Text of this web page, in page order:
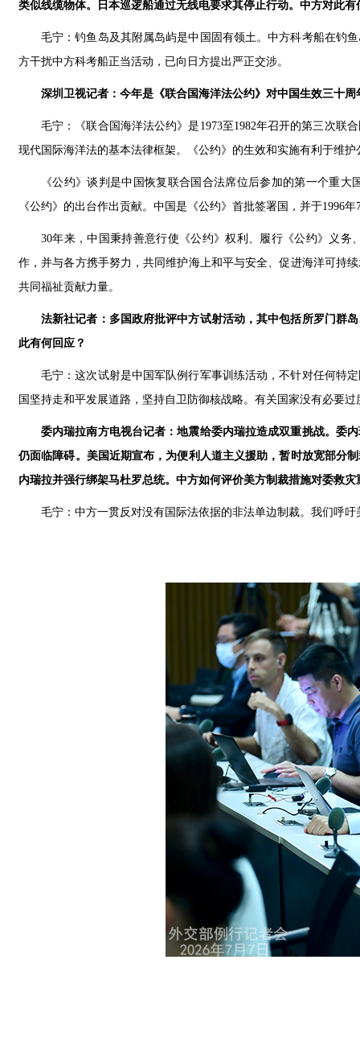
类似线缆物体。日本巡逻船通过无线电要求其停止行动。中方对此有
毛宁：钓鱼岛及其附属岛屿是中国固有领土。中方科考船在钓
方干扰中方科考船正当活动，已向日方提出严正交涉。
深圳卫视记者：今年是《联合国海洋法公约》对中国生效三十
毛宁：《联合国海洋法公约》是1973至1982年召开的第三次联
现代国际海洋法的基本法律框架。《公约》的生效和实施有利于维
《公约》谈判是中国恢复联合国合法席位后参加的第一个重
《公约》的出台作出贡献。中国是《公约》首批签署国，并于1996
30年来，中国秉持善意行使《公约》权利、履行《公约》义
作，并与各方携手努力，共同维护海上和平与安全、促进海洋可持
共同福祉贡献力量。
法新社记者：多国政府批评中方试射活动，其中包括所罗门群
此有何回应？
毛宁：这次试射是中国军队例行军事训练活动，不针对任何特
国坚持走和平发展道路，坚持自卫防御核战略。有关国家没有必要过
委内瑞拉南方电视台记者：地震给委内瑞拉造成双重挑战。委
仍面临障碍。美国近期宣布，为便利人道主义援助，暂时放宽部分
内瑞拉并强行绑架马杜罗总统。中方如何评价美方制裁措施对委救灾
毛宁：中方一贯反对没有国际法依据的非法单边制裁。我们呼